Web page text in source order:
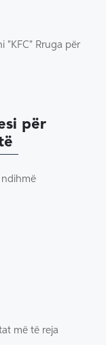
"KFC" Rruga për
për
ndihmë
më të reja